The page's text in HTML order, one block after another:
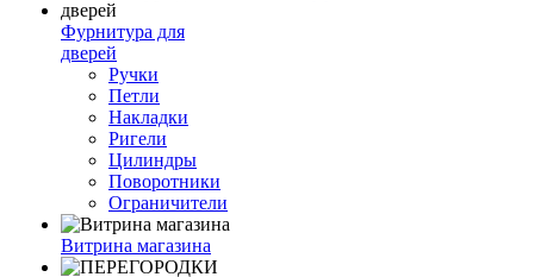
Фурнитура для
дверей
Ручки
Петли
Накладки
Ригели
Цилиндры
Поворотники
Ограничители
Витрина магазина